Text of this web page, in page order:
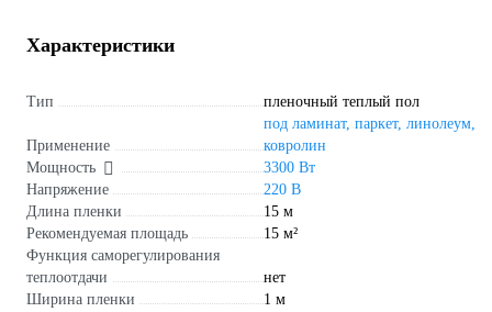
Характеристики
Тип пленочный теплый пол
Применение
под ламинат, паркет, линолеум,
ковролин
Мощность
3300 Вт
Напряжение
220 В
Длина пленки
15 м
Рекомендуемая площадь
15 м²
Функция саморегулирования
теплоотдачи
нет
Ширина пленки
1 м